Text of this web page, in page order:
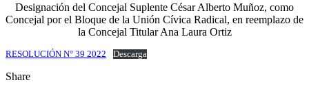
Designación del Concejal Suplente César Alberto Muñoz, como
Concejal por el Bloque de la Unión Cívica Radical, en reemplazo de
la Concejal Titular Ana Laura Ortiz
RESOLUCIÓN N° 39 2022 Descarga
Share